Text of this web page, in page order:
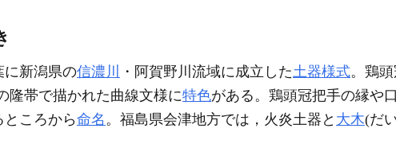
に新潟県の信濃川 ・阿賀野川流域に成立した土器様式。鶏
隆帯で描かれた曲線文様に特色がある。鶏頭冠把手の縁や
ころから命名 。福島県会津地方では，火炎土器と 大木(だ